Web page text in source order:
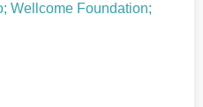
Wellcome Foundation;